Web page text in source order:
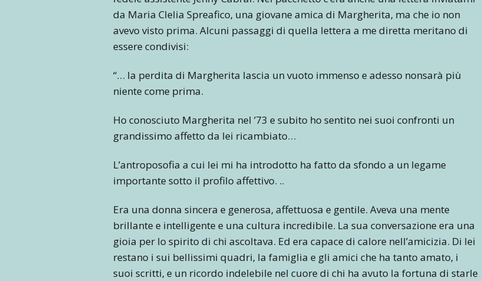
da Maria Clelia Spreafico, una giovane amica di Margherita, ma che io non
avevo visto prima. Alcuni passaggi di quella lettera a me diretta meritano di
essere condivisi:
“… la perdita di Margherita lascia un vuoto immenso e adesso nonsarà più
niente come prima.
Ho conosciuto Margherita nel ’73 e subito ho sentito nei suoi confronti un
grandissimo affetto da lei ricambiato…
L’antroposofia a cui lei mi ha introdotto ha fatto da sfondo a un legame
importante sotto il profilo affettivo. ..
Era una donna sincera e generosa, affettuosa e gentile. Aveva una mente
brillante e intelligente e una cultura incredibile. La sua conversazione era una
gioia per lo spirito di chi ascoltava. Ed era capace di calore nell’amicizia. Di lei
restano i sui bellissimi quadri, la famiglia e gli amici che ha tanto amato, i
suoi scritti, e un ricordo indelebile nel cuore di chi ha avuto la fortuna di starle